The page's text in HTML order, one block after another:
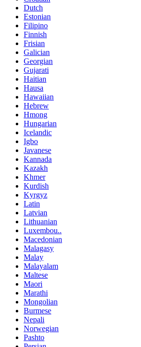
Dutch
Estonian
Filipino
Finnish
Frisian
Galician
Georgian
Gujarati
Haitian
Hausa
Hawaiian
Hebrew
Hmong
Hungarian
Icelandic
Igbo
Javanese
Kannada
Kazakh
Khmer
Kurdish
Kyrgyz
Latin
Latvian
Lithuanian
Luxembou..
Macedonian
Malagasy
Malay
Malayalam
Maltese
Maori
Marathi
Mongolian
Burmese
Nepali
Norwegian
Pashto